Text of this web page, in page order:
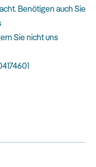
Benötigen auch Sie
Sie nicht uns